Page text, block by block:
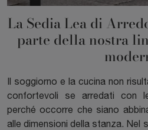
La Sedia Lea di
parte della nostra
Il soggiorno e la cucina non
confortevoli se arredati con
perché occorre che siano
alle dimensioni della stanza. Nel